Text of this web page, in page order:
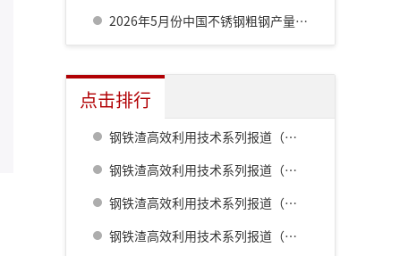
2026年5月份中国不锈钢粗钢产量为379万吨 环比增长2%
点击排行
钢铁渣高效利用技术系列报道（一） 室兰钢铁厂用钢渣骨料配制重混凝土的研究
钢铁渣高效利用技术系列报道（二） 鹿岛钢铁厂钢铁渣利用技术的开发
钢铁渣高效利用技术系列报道（五） 八幡厂钢铁渣的利用
钢铁渣高效利用技术系列报道（三） 名古屋厂铁水预处理炉渣肥料化的开发